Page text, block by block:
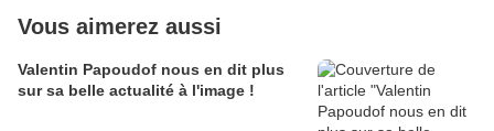
Vous aimerez aussi
Valentin Papoudof nous en dit plus
sur sa belle actualité à l'image !